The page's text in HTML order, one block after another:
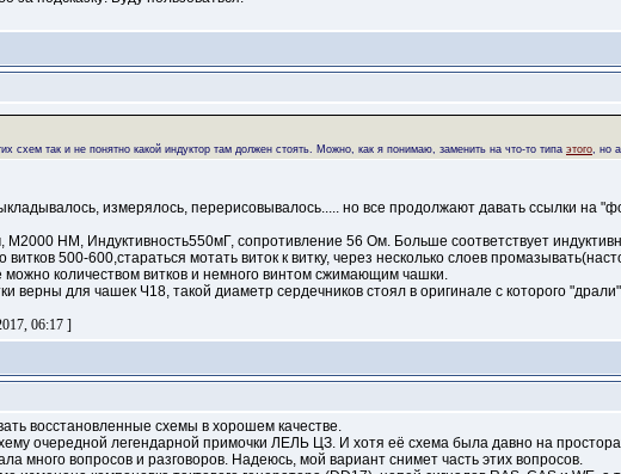
схем так и не понятно какой индуктор там должен стоять. Можно, как я понимаю, заменить на что-то типа этого, но
измерялось, перерисовывалось..... но все продолжают давать ссылки на
НМ, Индуктивность550мГ, сопротивление 56 Ом. Больше соответствует
витков 500-600,стараться мотать виток к витку, через несколько слоев
можно количеством витков и немного винтом сжимающим чашки.
верны для чашек Ч18, такой диаметр сердечников стоял в оригинале с которого
06:17 ]
восстановленные схемы в хорошем качестве.
очередной легендарной примочки ЛЕЛЬ ЦЗ. И хотя её схема была давно на
много вопросов и разговоров. Надеюсь, мой вариант снимет часть этих вопросов.